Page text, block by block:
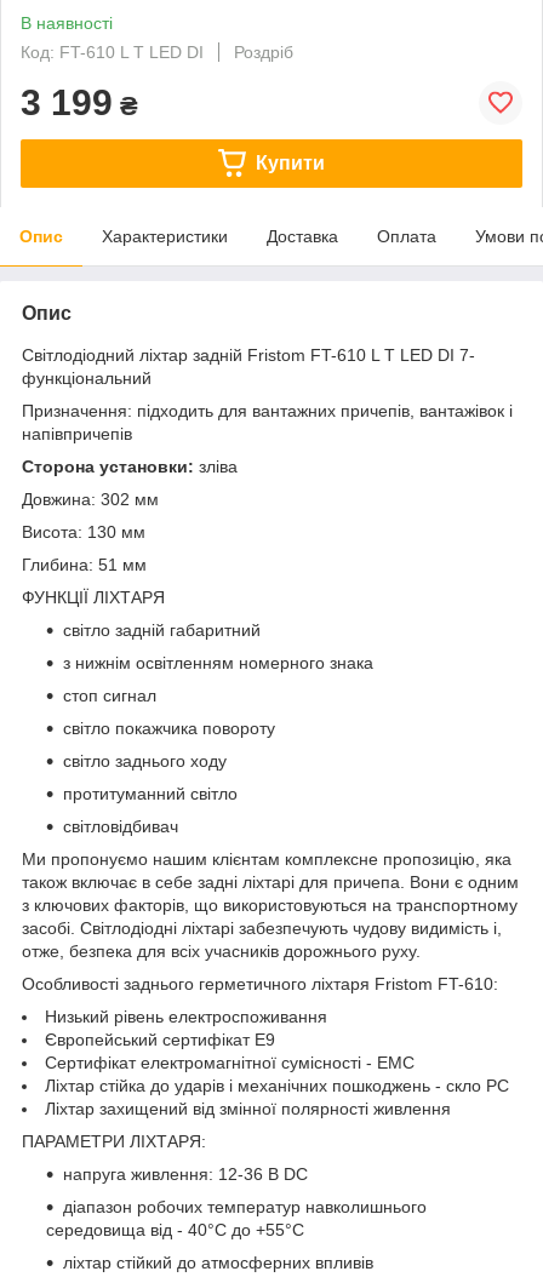
В наявності
Код: FT-610 L T LED DI
Роздріб
3 199 ₴
Купити
Опис Характеристики Доставка Оплата Умови
Опис
Світлодіодний ліхтар задній Fristom FT-610 L T LED DI 7-
функціональний
Призначення: підходить для вантажних причепів, вантажівок і
напівпричепів
Сторона установки: зліва
Довжина: 302 мм
Висота: 130 мм
Глибина: 51 мм
ФУНКЦІЇ ЛІХТАРЯ
світло задній габаритний
з нижнім освітленням номерного знака
стоп сигнал
світло покажчика повороту
світло заднього ходу
протитуманний світло
світловідбивач
Ми пропонуємо нашим клієнтам комплексне пропозицію, яка
також включає в себе задні ліхтарі для причепа. Вони є одним
з ключових факторів, що використовуються на транспортному
засобі. Світлодіодні ліхтарі забезпечують чудову видимість і,
отже, безпека для всіх учасників дорожнього руху.
Особливості заднього герметичного ліхтаря Fristom FT-610:
Низький рівень електроспоживання
Європейський сертифікат E9
Сертифікат електромагнітної сумісності - EMC
Ліхтар стійка до ударів і механічних пошкоджень - скло PC
Ліхтар захищений від змінної полярності живлення
ПАРАМЕТРИ ЛІХТАРЯ:
напруга живлення: 12-36 В DC
діапазон робочих температур навколишнього
середовища від - 40°C до +55°C
ліхтар стійкий до атмосферних впливів